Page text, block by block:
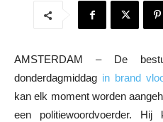
AMSTERDAM – De
donderdagmiddag in brand
kan elk moment worden
een politiewoordvoerder.